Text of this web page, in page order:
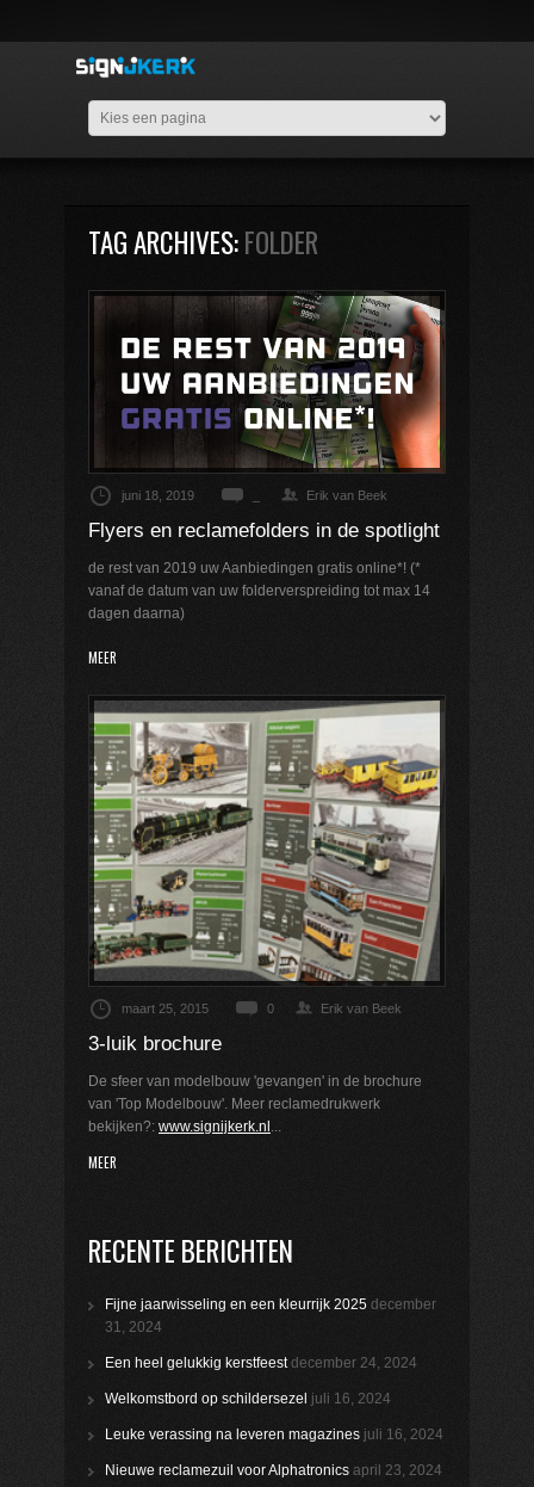
TAG ARCHIVES:FOLDER
juni 18, 2019 Erik van Beek
Flyers en reclamefolders in de spotlight
de rest van 2019 uw Aanbiedingen gratis online*! (*
vanaf de datum van uw folderverspreiding tot max 14
dagen daarna)
MEER
maart 25, 2015 0 Erik van Beek
3-luik brochure
De sfeer van modelbouw 'gevangen' in de brochure
van 'Top Modelbouw'. Meer reclamedrukwerk
bekijken?: www.signijkerk.nl ...
MEER
RECENTE BERICHTEN
Fijne jaarwisseling en een kleurrijk 2025 december
31, 2024
Een heel gelukkig kerstfeest december 24, 2024
Welkomstbord op schildersezel juli 16, 2024
Leuke verassing na leveren magazines juli 16, 2024
Nieuwe reclamezuil voor Alphatronics april 23, 2024